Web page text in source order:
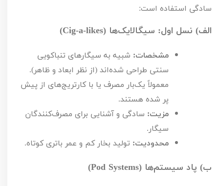
سادگی استفاده است:
الف) نسل اول: سیگالایک‌ها (Cig-a-likes
)
مشخصات: شبیه به سیگارهای تنباکویی
سنتی طراحی شده‌اند (از نظر ابعاد و ظاهر).
معمولاً یک‌بار مصرف یا با کارتریج‌های از پیش
پر شده هستند.
مزیت: سادگی و آشنایی برای مصرف‌کنندگان
سیگار.
محدودیت: تولید بخار کم و عمر باتری کوتاه.
ب) پاد سیستم‌ها (Pod Systems
)